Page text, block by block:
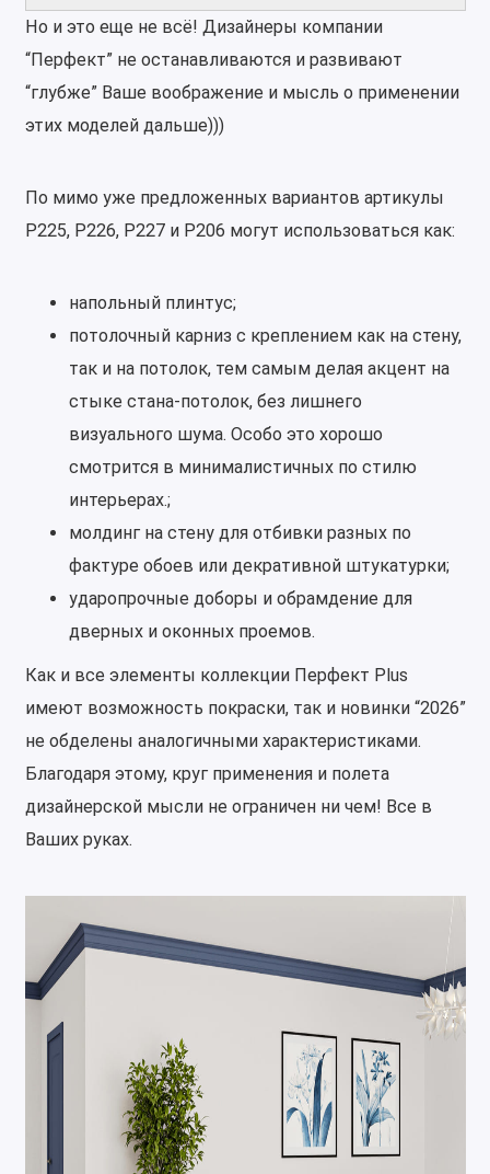
Но и это еще не всё! Дизайнеры компании
“Перфект” не останавливаются и развивают
“глубже” Ваше воображение и мысль о применении
этих моделей дальше)))
По мимо уже предложенных вариантов артикулы
Р225, Р226, Р227 и Р206 могут использоваться как:
напольный плинтус;
потолочный карниз с креплением как на стену,
так и на потолок, тем самым делая акцент на
стыке стана-потолок, без лишнего
визуального шума. Особо это хорошо
смотрится в минималистичных по стилю
интерьерах.;
молдинг на стену для отбивки разных по
фактуре обоев или декративной штукатурки;
ударопрочные доборы и обрамдение для
дверных и оконных проемов.
Как и все элементы коллекции Перфект Plus
имеют возможность покраски, так и новинки “2026”
не обделены аналогичными характеристиками.
Благодаря этому, круг применения и полета
дизайнерской мысли не ограничен ни чем! Все в
Ваших руках.